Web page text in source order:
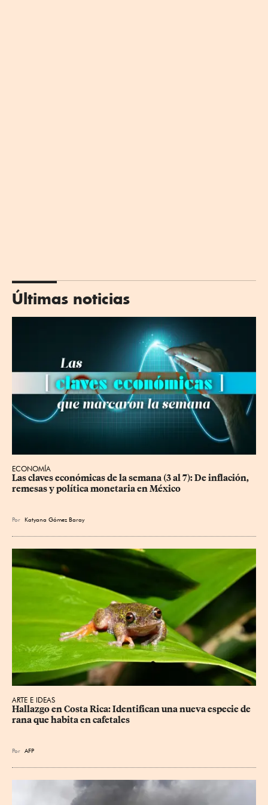
Últimas noticias
ECONOMÍA
Las claves económicas de la semana (3 al 7): De inflación,
remesas y política monetaria en México
Por Katyana Gómez Baray
ARTE E IDEAS
Hallazgo en Costa Rica: Identifican una nueva especie de
rana que habita en cafetales
Por AFP